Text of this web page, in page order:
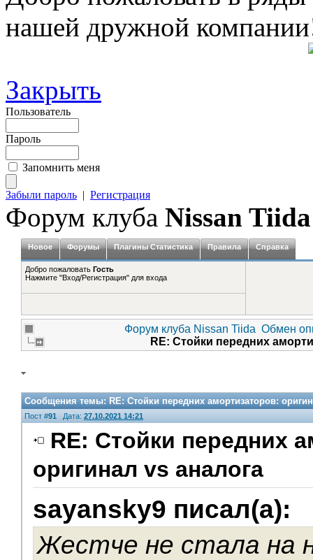
нашей дружной
Закрыть
Пользователь
Пароль
Запомнить меня
Забыли пароль | Регистрация
Форум клуба Nissan Tiida
Новое Форумы Плагины Статистика Правила Справка
Добро пожаловать Гость
Нажмите "Вход/Регистрация" для входа
Форум клуба Nissan Tiida Обмен
RE: Стойки передних
Сообщения темы:RE: Стойки передних амортизаторов:
Пост #91 Дата: 27.10.2021 14:21
RE: Стойки передних
оригинал vs аналога
sayansky9 писал(а):
Жестче не стала на